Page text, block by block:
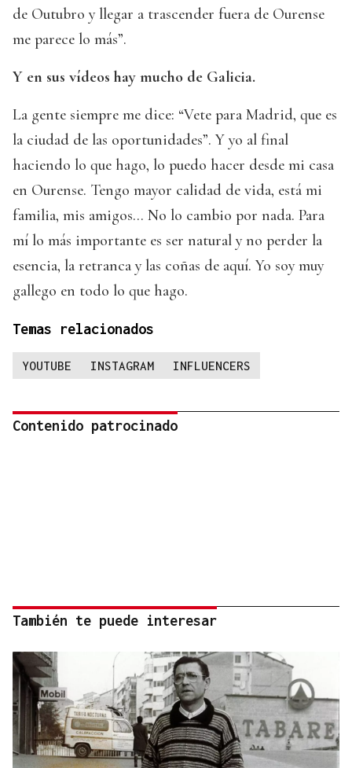
de Outubro y llegar a trascender fuera de Ourense
me parece lo más”.
Y en sus vídeos hay mucho de Galicia.
La gente siempre me dice: “Vete para Madrid, que es
la ciudad de las oportunidades”. Y yo al final
haciendo lo que hago, lo puedo hacer desde mi casa
en Ourense. Tengo mayor calidad de vida, está mi
familia, mis amigos… No lo cambio por nada. Para
mí lo más importante es ser natural y no perder la
esencia, la retranca y las coñas de aquí. Yo soy muy
gallego en todo lo que hago.
Temas relacionados
YOUTUBE INSTAGRAM INFLUENCERS
Contenido patrocinado
También te puede interesar